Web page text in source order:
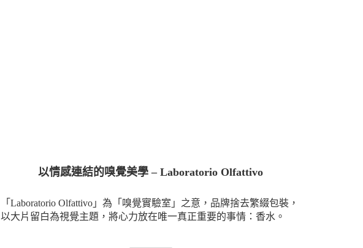
以情感連結的嗅覺美學 – Laboratorio Olfattivo
「Laboratorio Olfattivo」為「嗅覺實驗室」之意，品牌捨去繁綴包裝，
以大片留白為視覺主題，將心力放在唯一真正重要的事情：香水。